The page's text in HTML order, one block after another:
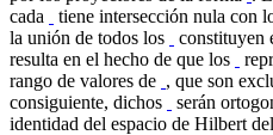
cada
tiene intersección nula con
la unión de todos los
constituyen
resulta en el hecho de que los
rango de valores de , que son
consiguiente, dichos
serán
identidad del espacio de Hilbert